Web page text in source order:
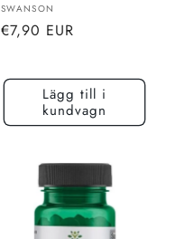
Säljare:
SWANSON
Normalt
€7,90 EUR
Lägg till i
kundvagn